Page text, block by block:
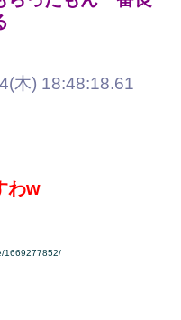
木) 18:48:18.61
わw
1669277852/